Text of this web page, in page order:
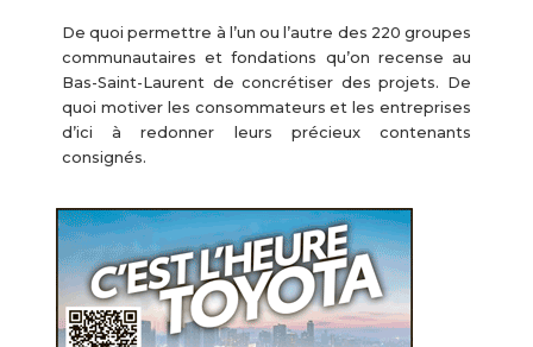
De quoi permettre à l’un ou l’autre des 220 groupes
communautaires et fondations qu’on recense au
Bas-Saint-Laurent de concrétiser des projets. De
quoi motiver les consommateurs et les entreprises
d’ici à redonner leurs précieux contenants
consignés.